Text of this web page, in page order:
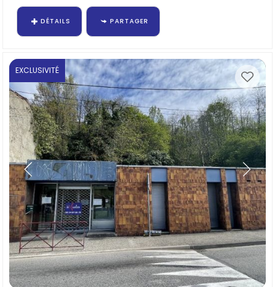
DÉTAILS PARTAGER
EXCLUSIVITÉ